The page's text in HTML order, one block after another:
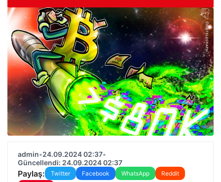
admin•24.09.2024 02:37•
Güncellendi: 24.09.2024 02:37
Paylaş: Twitter Facebook WhatsApp
Reddit